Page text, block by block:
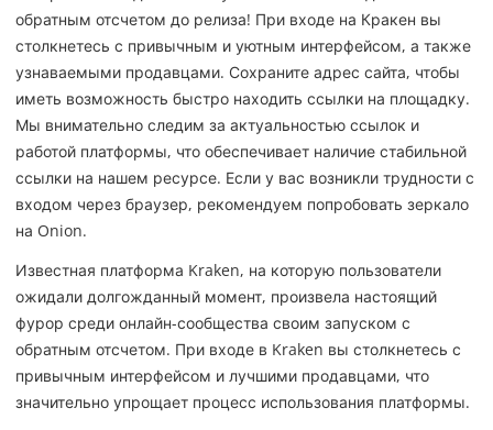
обратным отсчетом до релиза! При входе на Кракен вы
столкнетесь с привычным и уютным интерфейсом, а также
узнаваемыми продавцами. Сохраните адрес сайта, чтобы
иметь возможность быстро находить ссылки на площадку.
Мы внимательно следим за актуальностью ссылок и
работой платформы, что обеспечивает наличие стабильной
ссылки на нашем ресурсе. Если у вас возникли трудности с
входом через браузер, рекомендуем попробовать зеркало
на Onion.
Известная платформа Kraken, на которую пользователи
ожидали долгожданный момент, произвела настоящий
фурор среди онлайн-сообщества своим запуском с
обратным отсчетом. При входе в Kraken вы столкнетесь с
привычным интерфейсом и лучшими продавцами, что
значительно упрощает процесс использования платформы.